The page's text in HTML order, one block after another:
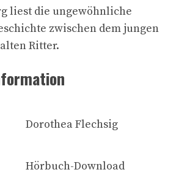
liest die ungewöhnliche
zwischen dem jungen
Ritter.
Dorothea Flechsig
Hörbuch-Download